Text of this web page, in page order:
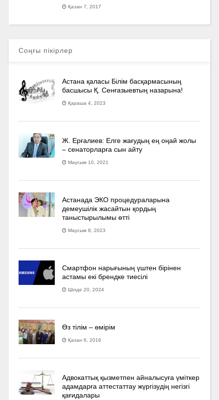
Қазан 7, 2017
Соңғы пікірлер
Астана қаласы Білім басқармасының
басшысы Қ. Сенғазыевтың назарына!
Қараша 4, 2023
Ж. Ерғалиев: Елге жағудың ең оңай жолы
– сенаторларға сын айту
Маусым 10, 2021
Астанада ЭКО процедураларына
демеушілік жасайтын қордың
таныстырылымы өтті
Маусым 8, 2023
Смартфон нарығының үштен бірінен
астамы екі брендке тиесілі
Шілде 20, 2024
Өз тілім – өмірім
Қазан 6, 2016
Адвокаттық қызметпен айналысуға үмiткер
адамдарға аттестаттау жүргізудің негізгі
қағидалары